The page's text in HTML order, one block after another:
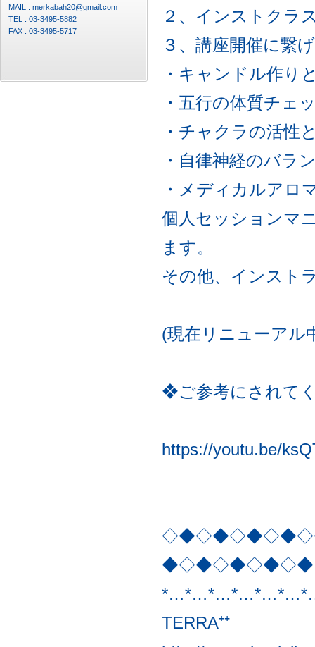
２、インストクラ
３、講座開催に繋
・キャンドル作り
・五行の体質チェ
・チャクラの活性
・自律神経のバラ
・メディカルアロ
個人セッションマ
ます。
その他、インスト
(現在リニューアル
❖ご参考にされて
https://youtu.be/
◆◇◆◇◆◇◆◇◆
TERRA⁺⁺
MAIL : merkabah20@gmail.com
TEL : 03-3495-5882
FAX : 03-3495-5717